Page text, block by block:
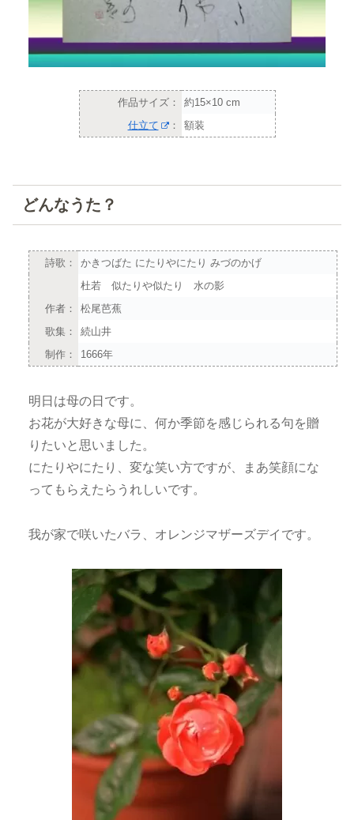
作品サイズ：
約15×10 cm
仕立て
： 額装
どんなうた？
詩歌：
かきつばた にたりやにたり みづのかげ
杜若 似たりや似たり 水の影
作者：
松尾芭蕉
歌集：
続山井
制作：
1666年
明日は母の日です。
お花が大好きな母に、何か季節を感じられる句を贈
りたいと思いました。
にたりやにたり、変な笑い方ですが、まあ笑顔にな
ってもらえたらうれしいです。
我が家で咲いたバラ、オレンジマザーズデイです。